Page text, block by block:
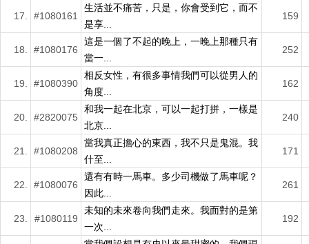
17. #1080161
生活並不痛苦，只是，你會受到它，而不
是享...
159
18. #1080176
這是一個了不起的晚上，一晚上那種只有
當一...
252
19. #1080390
相反女性，有很多事情我們可以從男人的
角度...
162
20. #2820075
和我一起在北京，可以一起打拼，一樣是
北京...
240
21. #1080208
當我真正擔心的東西，我不只是鬼混。我
什至...
171
22. #1080076
還有有時一馬車。多少司機做了馬車呢？
因此...
261
23. #1080119
未知的未來卷向我們走來。我面對的是第
一次...
192